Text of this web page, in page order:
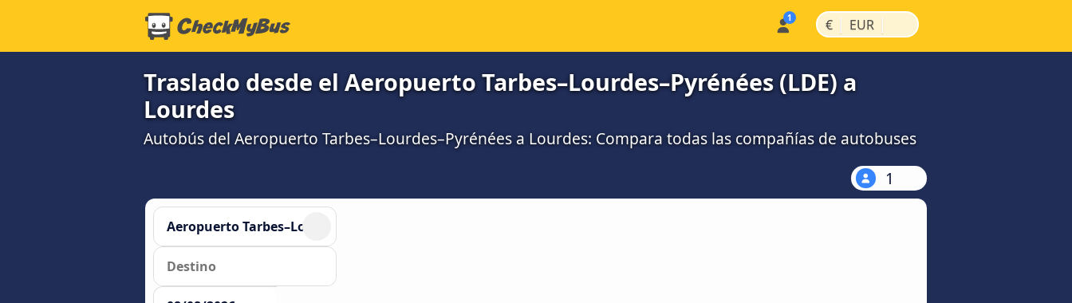
€ | EUR |
Traslado desde el Aeropuerto Tarbes–Lourdes–Pyrénées (LDE) a
Lourdes
Autobús del Aeropuerto Tarbes–Lourdes–Pyrénées a Lourdes: Compara todas las compañías de autobuses
1